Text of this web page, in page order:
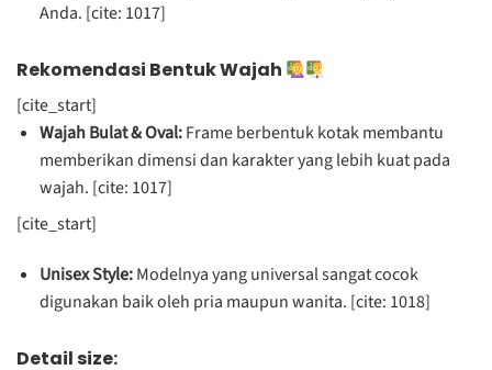
Anda. [cite: 1017]
Rekomendasi Bentuk Wajah
[cite_start]
Wajah Bulat & Oval:Frame berbentuk kotak membantu
memberikan dimensi dan karakter yang lebih kuat pada
wajah. [cite: 1017]
[cite_start]
Unisex Style:Modelnya yang universal sangat cocok
digunakan baik oleh pria maupun wanita. [cite: 1018]
Detail size: